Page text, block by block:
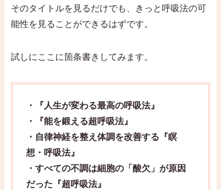
そのタイトルを見るだけでも、きっと呼吸法の可
能性を見ることができるはずです。
試しにここに箇条書きしてみます。
・『人生が変わる最高の呼吸法』
・『能を鍛える超呼吸法』
・自律神経を整え体調を改善する『瞑
想・呼吸法』
・すべての不調は細胞の「酸欠」が原因
だった『超呼吸法』